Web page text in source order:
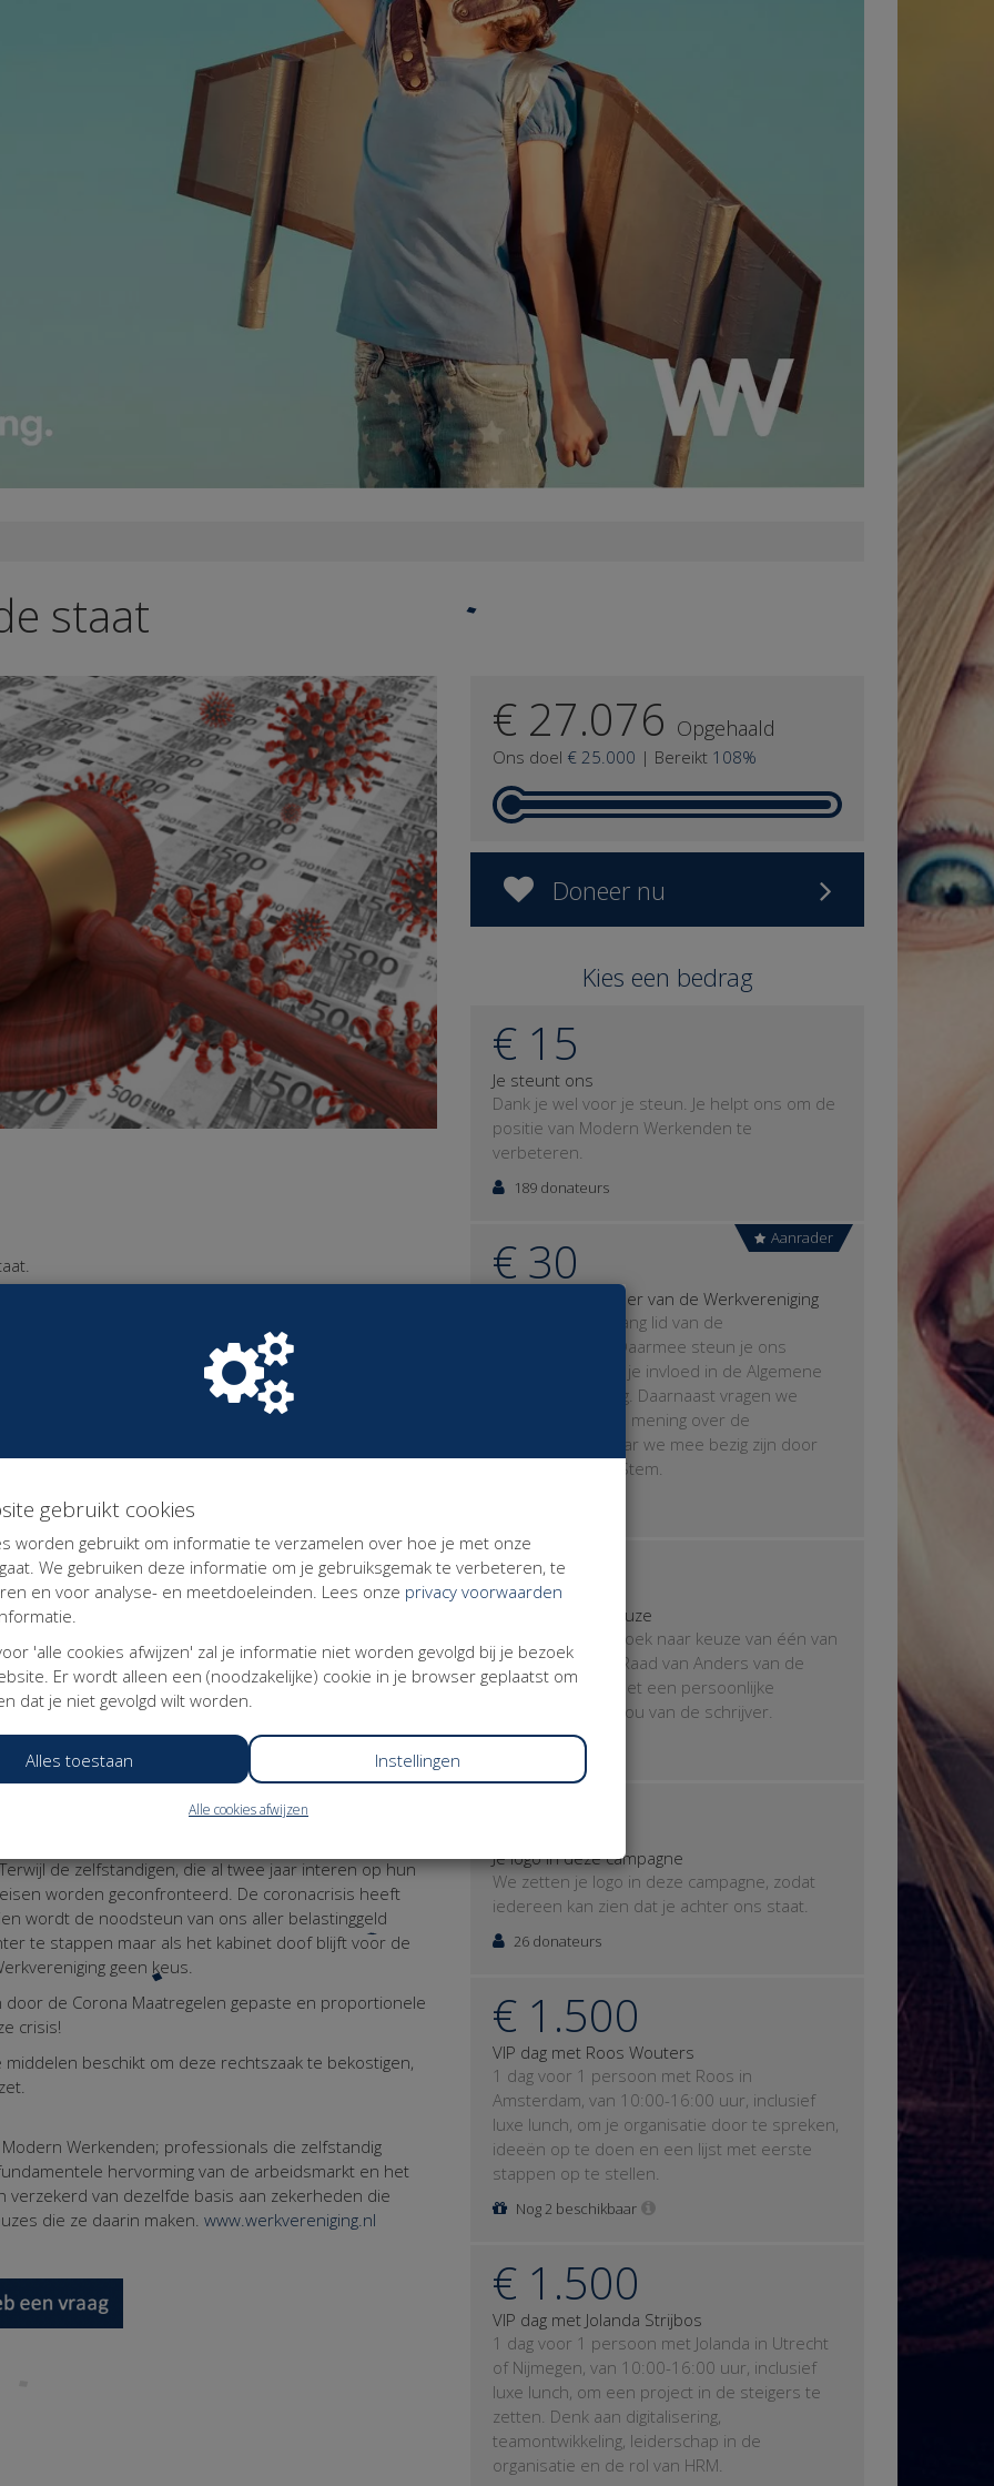
staat
worden getroffen door de corona maatregel.
krijgen hun inkomen aangevuld tot maximaal
wordt gegarandeerd tot 3x modaal. Dit is
is en de noodsteun van ons aller
begin van de coronacrisis een nieuwe regeling op te
komen voor noodsteun als ze hun
tot 3x modaal uitbetalen (ruim een ton per
zonder personeel) geen nieuwe regeling opgetuigd.
(Bbz-light), is deze gebaseerd op een versoepelde
tot bijstandsniveau waarbij het inkomen van
jaar voor alleenstaanden en 18.000 per jaar voor
lasten
dat het kabinet er door middel van deze
werkenden op basis van de contractvorm te
smalste schouders de zwaarste lasten dragen.
gekozen om de NOW intact te laten en de eisen
de zelfstandigen, die al twee jaar interen op hun
worden geconfronteerd. De coronacrisis heeft
wordt de noodsteun van ons aller belastinggeld
te stappen maar als het kabinet doof blijft voor de
geen keus.
de Corona Maatregelen gepaste en proportionele
crisis!
beschikt om deze rechtszaak te bekostigen,
Werkenden; professionals die zelfstandig
hervorming van de arbeidsmarkt en het
verzekerd van dezelfde basis aan zekerheden die
die ze daarin maken. www.werkvereniging.nl
€ 27.076 Opgehaald
Ons doel € 25.000 | Bereikt 108%
Doneer nu
Kies een bedrag
€ 15
Je steunt ons
Dank je wel voor je steun. Je helpt ons om de
positie van Modern Werkenden te
verbeteren.
189 donateurs
Aanrader
€ 30
Je wordt deelnemer van de Werkvereniging
Je bent een jaar lang lid van de
Werkvereniging. Daarmee steun je ons
financieel en heb je invloed in de Algemene
Ledenvergadering. Daarnaast vragen we
regelmatig naar je mening over de
onderwerpen waar we mee bezig zijn door
middel van Jouw Stem.
€ 75
Een boek naar keuze
Je ontvangt een boek naar keuze van één van
de leden van de Raad van Anders van de
Werkvereniging met een persoonlijke
boodschap voor jou van de schrijver.
21 donateurs
Je logo in deze campagne
We zetten je logo in deze campagne, zodat
iedereen kan zien dat je achter ons staat.
26 donateurs
€ 1.500
VIP dag met Roos Wouters
1 dag voor 1 persoon met Roos in
Amsterdam, van 10:00-16:00 uur, inclusief
luxe lunch, om je organisatie door te spreken,
ideeën op te doen en een lijst met eerste
stappen op te stellen.
Nog 2 beschikbaar
€ 1.500
VIP dag met Jolanda Strijbos
1 dag voor 1 persoon met Jolanda in Utrecht
of Nijmegen, van 10:00-16:00 uur, inclusief
luxe lunch, om een project in de steigers te
zetten. Denk aan digitalisering,
teamontwikkeling, leiderschap in de
organisatie en de rol van HRM.
gebruikt cookies
worden gebruikt om informatie te verzamelen over hoe je met onze
We gebruiken deze informatie om je gebruiksgemak te verbeteren, te
en voor analyse- en meetdoeleinden. Lees onze privacy voorwaarden
'alle cookies afwijzen' zal je informatie niet worden gevolgd bij je bezoek
Er wordt alleen een (noodzakelijke) cookie in je browser geplaatst om
dat je niet gevolgd wilt worden.
Alles toestaan Instellingen
Alle cookies afwijzen